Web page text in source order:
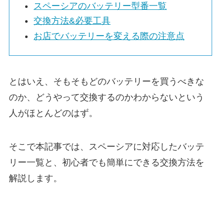
スペーシアのバッテリー型番一覧
交換方法&必要工具
お店でバッテリーを変える際の注意点
とはいえ、そもそもどのバッテリーを買うべきな
のか、どうやって交換するのかわからないという
人がほとんどのはず。
そこで本記事では、スペーシアに対応したバッテ
リー一覧と、初心者でも簡単にできる交換方法を
解説します。